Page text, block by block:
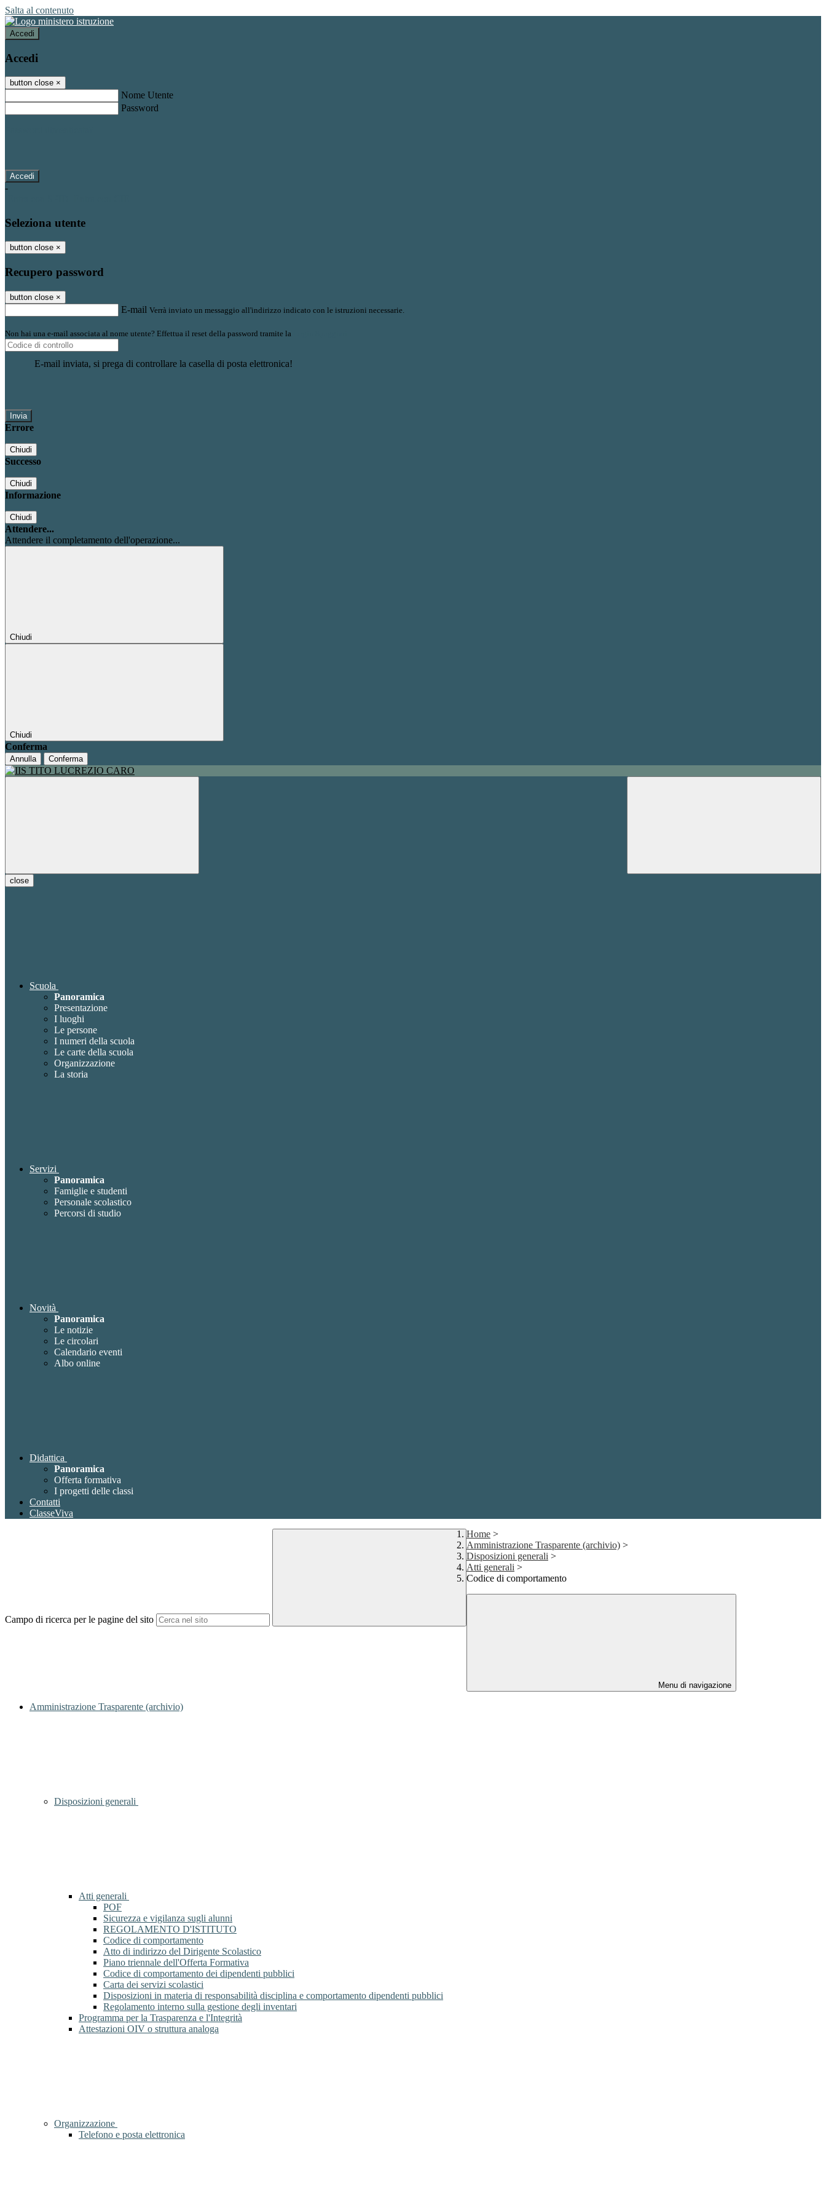
Salta al contenuto
Accedi
Accedi
button close ×
Nome Utente
Password
-
Seleziona utente
button close ×
Recupero password
button close ×
E-mail Verrà inviato un messaggio all'indirizzo indicato con le istruzioni necessarie.
Non hai una e-mail associata al nome utente? Effettua il reset della password tramite la
E-mail inviata, si prega di controllare la casella di posta elettronica!
Errore
Chiudi
Successo
Chiudi
Informazione
Chiudi
Attendere...
Attendere il completamento dell'operazione...
Chiudi
Chiudi
Conferma
Annulla Conferma
close
Scuola
Panoramica
Presentazione
I luoghi
Le persone
I numeri della scuola
Le carte della scuola
Organizzazione
La storia
Servizi
Panoramica
Famiglie e studenti
Personale scolastico
Percorsi di studio
Novità
Panoramica
Le notizie
Le circolari
Calendario eventi
Albo online
Didattica
Panoramica
Offerta formativa
I progetti delle classi
Contatti
ClasseViva
Campo di ricerca per le pagine del sito
Home >
Amministrazione Trasparente (archivio) >
Disposizioni generali >
Atti generali >
Codice di comportamento
Menu di navigazione
Amministrazione Trasparente (archivio)
Disposizioni generali
Atti generali
POF
Sicurezza e vigilanza sugli alunni
REGOLAMENTO D'ISTITUTO
Codice di comportamento
Atto di indirizzo del Dirigente Scolastico
Piano triennale dell'Offerta Formativa
Codice di comportamento dei dipendenti pubblici
Carta dei servizi scolastici
Disposizioni in materia di responsabilità disciplina e comportamento dipendenti pubblici
Regolamento interno sulla gestione degli inventari
Programma per la Trasparenza e l'Integrità
Attestazioni OIV o struttura analoga
Organizzazione
Telefono e posta elettronica